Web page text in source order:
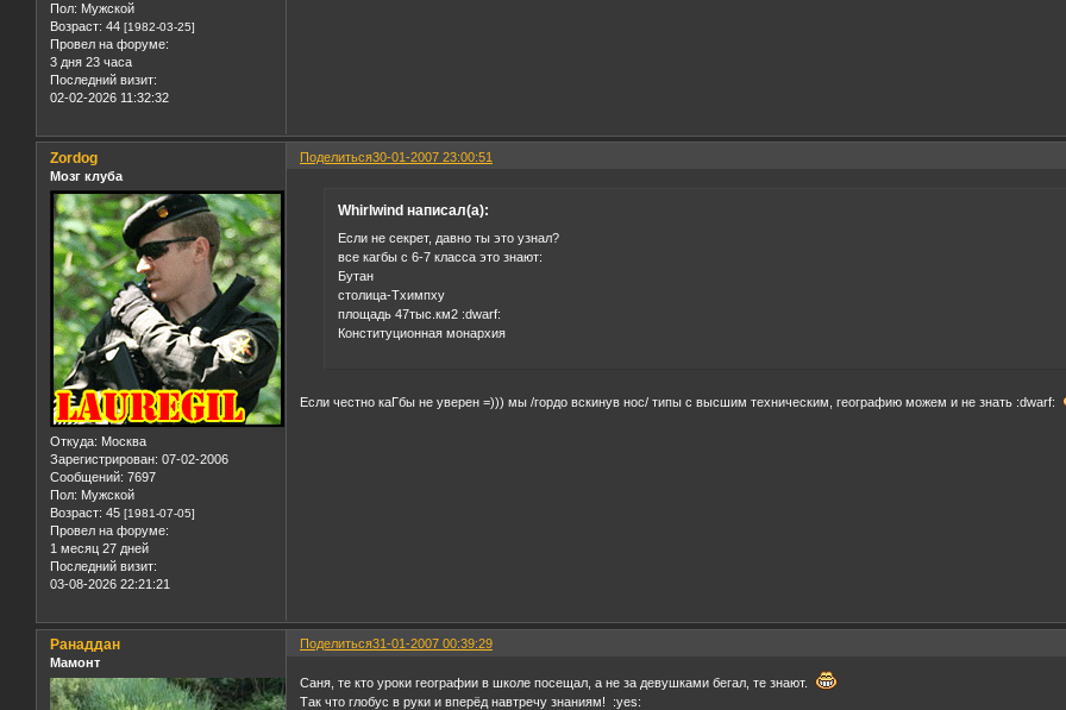
Пол: Мужской
Возраст: 44 [1982-03-25]
Провел на форуме:
3 дня 23 часа
Последний визит:
02-02-2026 11:32:32
Поделиться30-01-2007 23:00:51
Zordog
Мозг клуба
Откуда: Москва
Зарегистрирован: 07-02-2006
Сообщений: 7697
Пол: Мужской
Возраст: 45 [1981-07-05]
Провел на форуме:
1 месяц 27 дней
Последний визит:
03-08-2026 22:21:21
Whirlwind написал(а):
Если не секрет, давно ты это узнал?
все кагбы с 6-7 класса это знают:
Бутан
столица-Тхимпху
площадь 47тыс.км2 :dwarf:
Конституционная монархия
Если честно каГбы не уверен =))) мы /гордо вскинув нос/ типы с высшим техническим, географию можем и не знать :dwarf:
Поделиться31-01-2007 00:39:29
Ранаддан
Мамонт
Саня, те кто уроки географии в школе посещал, а не за девушками бегал, те знают.
Так что глобус в руки и вперёд навтречу знаниям! :yes: